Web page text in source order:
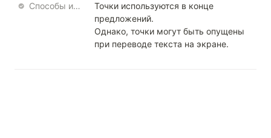
Способы использования
Точки используются в конце
предложений.
Однако, точки могут быть опущены
при переводе текста на экране.